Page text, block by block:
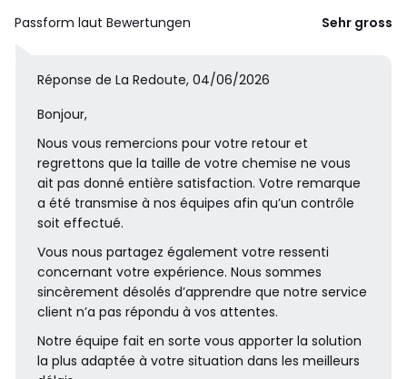
Passform laut Bewertungen Sehr gross
Réponse de La Redoute, 04/06/2026
Bonjour,
Nous vous remercions pour votre retour et
regrettons que la taille de votre chemise ne vous
ait pas donné entière satisfaction. Votre remarque
a été transmise à nos équipes afin qu’un contrôle
soit effectué.
Vous nous partagez également votre ressenti
concernant votre expérience. Nous sommes
sincèrement désolés d’apprendre que notre service
client n’a pas répondu à vos attentes.
Notre équipe fait en sorte vous apporter la solution
la plus adaptée à votre situation dans les meilleurs